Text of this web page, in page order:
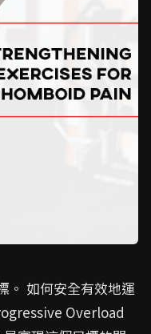
。 如何安全有效地運
Overload